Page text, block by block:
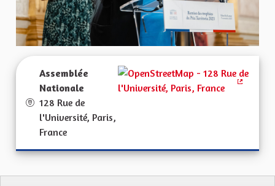
Assemblée
Nationale
128 Rue de
l'Université, Paris,
France